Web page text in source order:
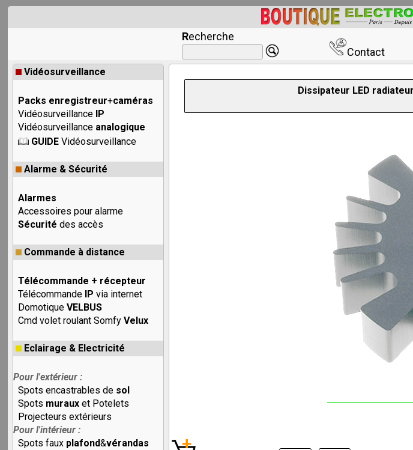
Recherche
Contact
Vidéosurveillance
Packs enregistreur+caméras
Vidéosurveillance IP
Vidéosurveillance analogique
GUIDE Vidéosurveillance
Alarme & Sécurité
Alarmes
Accessoires pour alarme
Sécurité des accès
Commande à distance
Télécommande + récepteur
Télécommande IP via internet
DomotiqueVELBUS
Cmd volet roulant SomfyVelux
Eclairage & Electricité
Pour l'extérieur :
Spots encastrables de sol
Spots muraux et Potelets
Projecteurs extérieurs
Pour l'intérieur :
Spots faux plafond&vérandas
Dissipateur LED